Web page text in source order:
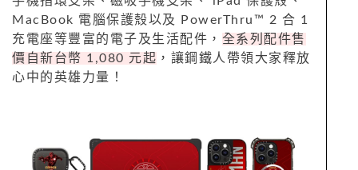
MacBook 電腦保護殼以及 PowerThru™ 2 合 1
充電座等豐富的電子及生活配件， 全系列配件售
價自新台幣 1,080 元起 ，讓鋼鐵人帶領大家釋放
心中的英雄力量！